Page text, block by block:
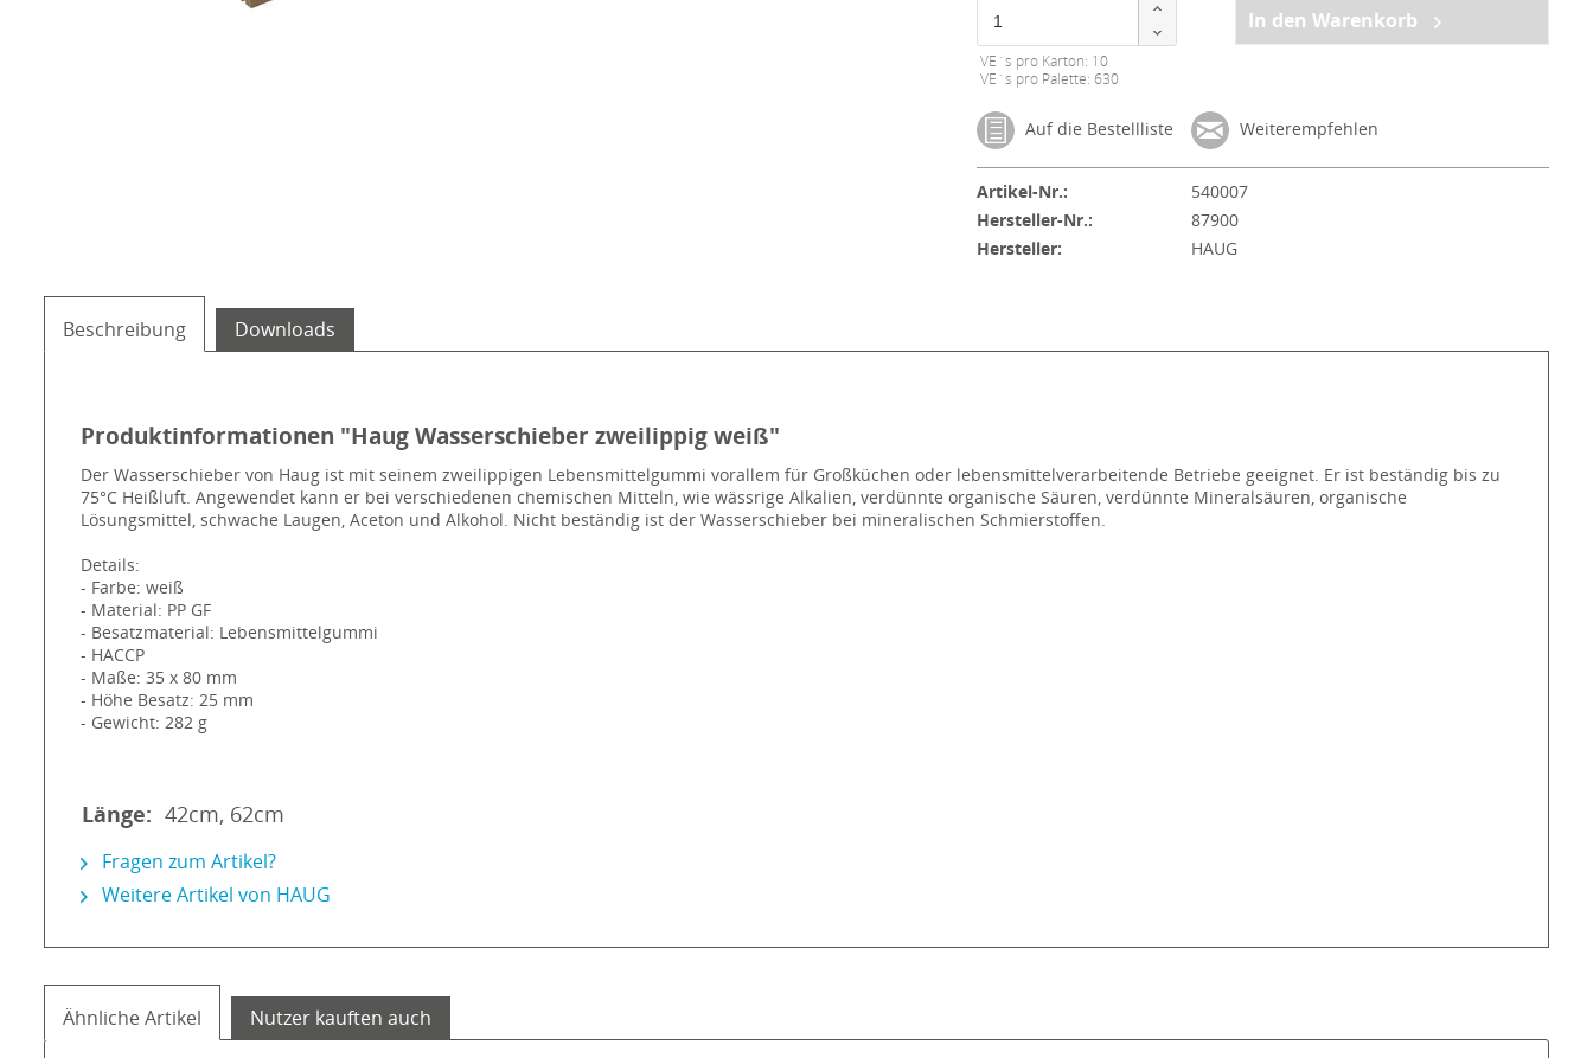
VE´s pro Karton: 10
VE´s pro Palette: 630
In den Warenkorb
Auf die Bestellliste Weiterempfehlen
Artikel-Nr.:
540007
Hersteller-Nr.:
87900
Hersteller:
HAUG
Beschreibung Downloads
Produktinformationen "Haug Wasserschieber zweilippig weiß"
Der Wasserschieber von Haug ist mit seinem zweilippigen Lebensmittelgummi vorallem für Großküchen oder lebensmittelverarbeitende Betriebe geeignet. Er ist beständig bis zu
75°C Heißluft. Angewendet kann er bei verschiedenen chemischen Mitteln, wie wässrige Alkalien, verdünnte organische Säuren, verdünnte Mineralsäuren, organische
Lösungsmittel, schwache Laugen, Aceton und Alkohol. Nicht beständig ist der Wasserschieber bei mineralischen Schmierstoffen.
Details:
- Farbe: weiß
- Material: PP GF
- Besatzmaterial: Lebensmittelgummi
- HACCP
- Maße: 35 x 80 mm
- Höhe Besatz: 25 mm
- Gewicht: 282 g
Länge: 42cm, 62cm
Fragen zum Artikel?
Weitere Artikel von HAUG
Ähnliche Artikel Nutzer kauften auch